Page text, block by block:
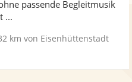
passende Begleitmusik
...
km von Eisenhüttenstadt